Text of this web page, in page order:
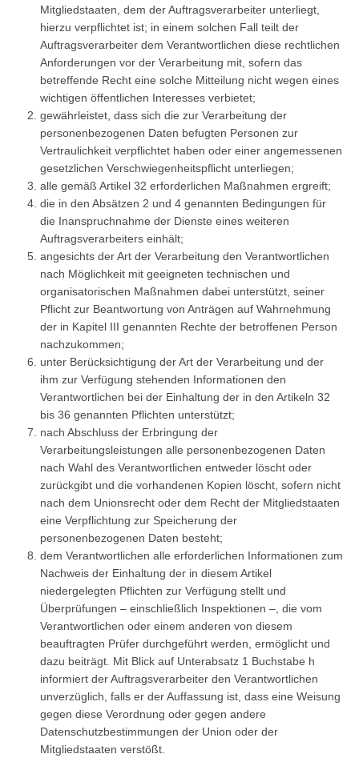
Mitgliedstaaten, dem der Auftragsverarbeiter unterliegt,
hierzu verpflichtet ist; in einem solchen Fall teilt der
Auftragsverarbeiter dem Verantwortlichen diese rechtlichen
Anforderungen vor der Verarbeitung mit, sofern das
betreffende Recht eine solche Mitteilung nicht wegen eines
wichtigen öffentlichen Interesses verbietet;
gewährleistet, dass sich die zur Verarbeitung der
personenbezogenen Daten befugten Personen zur
Vertraulichkeit verpflichtet haben oder einer angemessenen
gesetzlichen Verschwiegenheitspflicht unterliegen;
alle gemäß Artikel 32 erforderlichen Maßnahmen ergreift;
die in den Absätzen 2 und 4 genannten Bedingungen für
die Inanspruchnahme der Dienste eines weiteren
Auftragsverarbeiters einhält;
angesichts der Art der Verarbeitung den Verantwortlichen
nach Möglichkeit mit geeigneten technischen und
organisatorischen Maßnahmen dabei unterstützt, seiner
Pflicht zur Beantwortung von Anträgen auf Wahrnehmung
der in Kapitel III genannten Rechte der betroffenen Person
nachzukommen;
unter Berücksichtigung der Art der Verarbeitung und der
ihm zur Verfügung stehenden Informationen den
Verantwortlichen bei der Einhaltung der in den Artikeln 32
bis 36 genannten Pflichten unterstützt;
nach Abschluss der Erbringung der
Verarbeitungsleistungen alle personenbezogenen Daten
nach Wahl des Verantwortlichen entweder löscht oder
zurückgibt und die vorhandenen Kopien löscht, sofern nicht
nach dem Unionsrecht oder dem Recht der Mitgliedstaaten
eine Verpflichtung zur Speicherung der
personenbezogenen Daten besteht;
dem Verantwortlichen alle erforderlichen Informationen zum
Nachweis der Einhaltung der in diesem Artikel
niedergelegten Pflichten zur Verfügung stellt und
Überprüfungen – einschließlich Inspektionen –, die vom
Verantwortlichen oder einem anderen von diesem
beauftragten Prüfer durchgeführt werden, ermöglicht und
dazu beiträgt. Mit Blick auf Unterabsatz 1 Buchstabe h
informiert der Auftragsverarbeiter den Verantwortlichen
unverzüglich, falls er der Auffassung ist, dass eine Weisung
gegen diese Verordnung oder gegen andere
Datenschutzbestimmungen der Union oder der
Mitgliedstaaten verstößt.